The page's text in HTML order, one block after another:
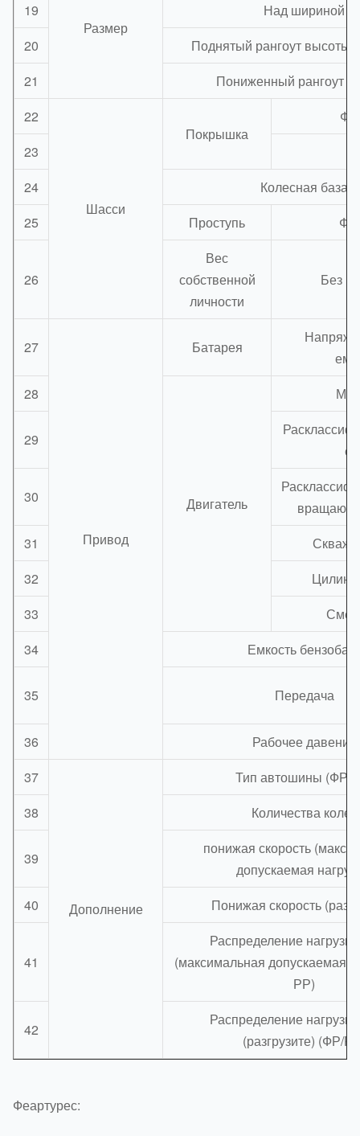
Размер
19
Над шириной
20
Поднятый рангоут высоты
21
Пониженный рангоут
22
Шасси
Покрышка
23
24
Колесная база
25
Проступь
26
Вес
собственной
личности
Без
27
Привод
Батарея
28
Двигатель
29
30
31
32
33
34
Емкость
35 Передача
36
Рабочее давение
37
Дополнение
Тип автошины (ФР/
38
Количества колес
39
понижая скорость
допускаемая
40
Понижая скорость
41
Распределение
(максимальная допускаемая
РР)
42
Распределение
(разгрузите) (ФР/
Феартурес: